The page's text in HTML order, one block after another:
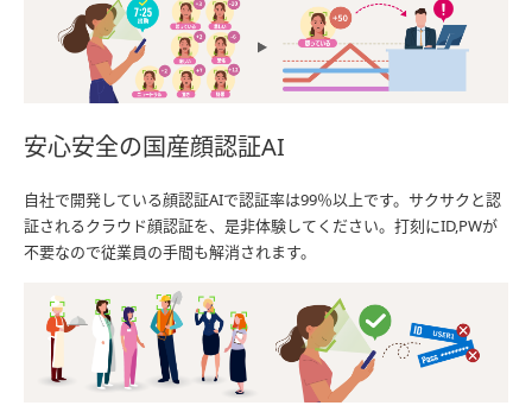
安心安全の国産顔認証AI
自社で開発している顔認証AIで認証率は99％以上です。サクサクと認
証されるクラウド顔認証を、是非体験してください。打刻にID,PWが
不要なので従業員の手間も解消されます。